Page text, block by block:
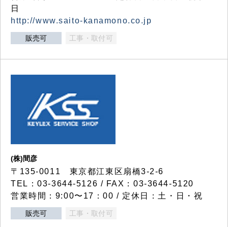
日
http://www.saito-kanamono.co.jp
販売可 工事・取付可
(株)間彦
〒135-0011 東京都江東区扇橋3-2-6
TEL：03-3644-5126 / FAX：03-3644-5120
営業時間：9:00〜17：00 / 定休日：土・日・祝
販売可 工事・取付可